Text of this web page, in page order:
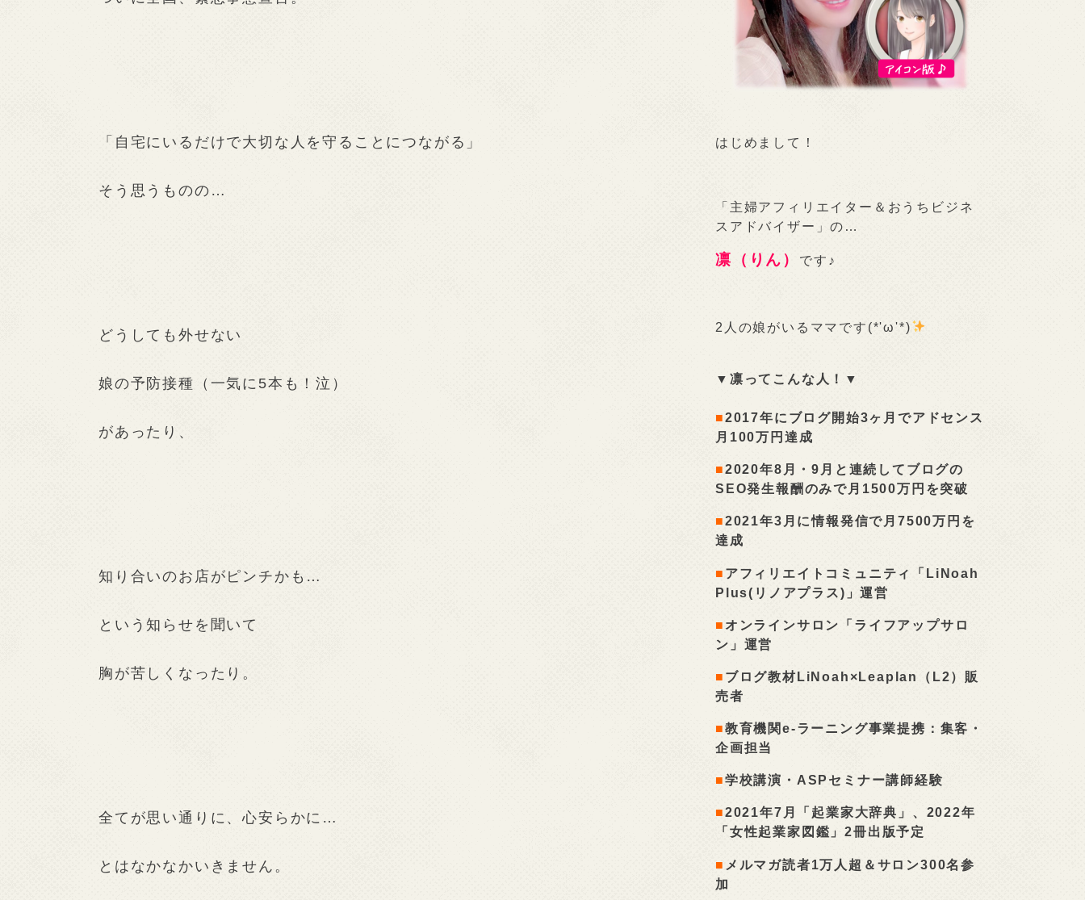
「自宅にいるだけで大切な人を守ることにつながる」
そう思うものの…
どうしても外せない
娘の予防接種（一気に5本も！泣）
があったり、
知り合いのお店がピンチかも…
という知らせを聞いて
胸が苦しくなったり。
全てが思い通りに、心安らかに…
とはなかなかいきません。
はじめまして！
「主婦アフィリエイター＆おうちビジネ
スアドバイザー」の…
凛（りん） です♪
2人の娘がいるママです(*'ω'*)
▼凛ってこんな人！▼
■2017年にブログ開始3ヶ月でアドセンス
月100万円達成
■2020年8月・9月と連続してブログの
SEO発生報酬のみで月1500万円を突破
■2021年3月に情報発信で月7500万円を
達成
■ アフィリエイトコミュニティ「LiNoah
Plus(リノアプラス)」運営
■ オンラインサロン「ライフアップサロ
ン」運営
■ ブログ教材LiNoah×Leaplan（L2）販
売者
■教育機関e-ラーニング事業提携：集客・
企画担当
■学校講演・ASPセミナー講師経験
■2021年7月「起業家大辞典」、2022年
「女性起業家図鑑」2冊出版予定
■ メルマガ読者1万人超＆サロン300名参
加